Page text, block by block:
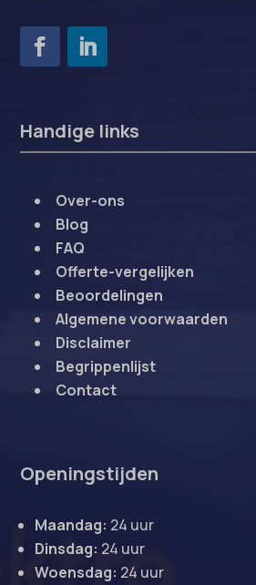
Handige links
Over-ons
Blog
FAQ
Offerte-vergelijken
Beoordelingen
Algemene voorwaarden
Disclaimer
Begrippenlijst
Contact
Openingstijden
Maandag: 24 uur
Dinsdag: 24 uur
Woensdag: 24 uur